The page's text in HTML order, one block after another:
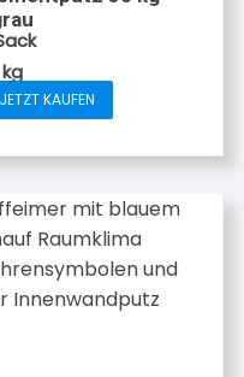
kg
JETZT KAUFEN